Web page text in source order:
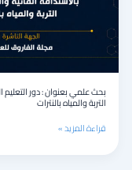
بحث علمي بعنوان : دور التعليم
التربة والمياه بالنترات
بالاستدامة
تلوث
التربة
والمياه
بالنترات
قراءة المزيد »